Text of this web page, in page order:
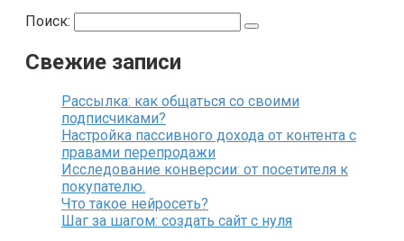
Поиск:
Свежие записи
Рассылка: как общаться со своими
подписчиками?
Настройка пассивного дохода от контента с
правами перепродажи
Исследование конверсии: от посетителя к
покупателю.
Что такое нейросеть?
Шаг за шагом: создать сайт с нуля